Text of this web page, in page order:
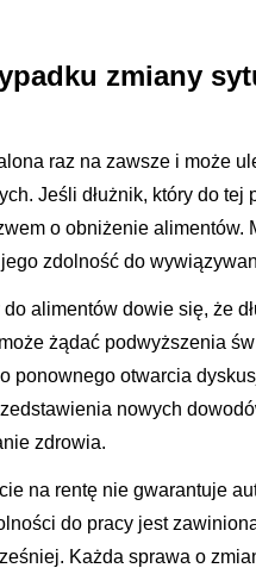
zmiany
raz na zawsze i może
Jeśli dłużnik, który do tej
o obniżenie alimentów.
zdolność do
alimentów dowie się, że
żądać podwyższenia
ponownego otwarcia
nowych
zdrowia.
na rentę nie gwarantuje
do pracy jest
Każda sprawa o